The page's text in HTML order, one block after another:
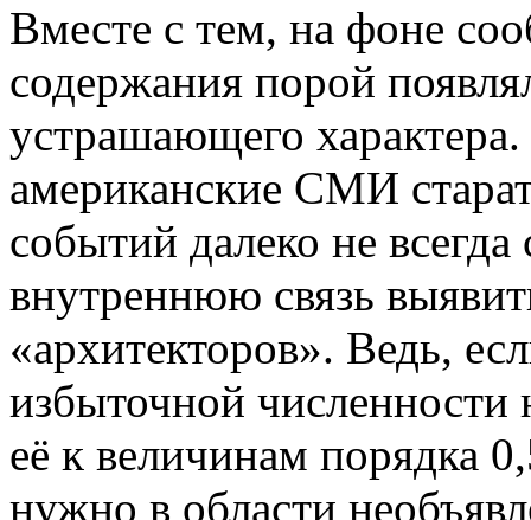
Вместе с тем, на фоне
содержания порой
устрашающего
американские СМИ
событий далеко не
внутреннюю связь
«архитекторов». Ведь,
избыточной численности
её к величинам порядка
нужно в области